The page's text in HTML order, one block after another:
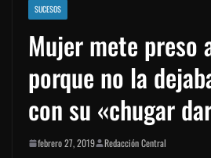
SUCESOS
Mujer mete preso
porque no la
con su «chugar
febrero 27, 2019 Redacción Central